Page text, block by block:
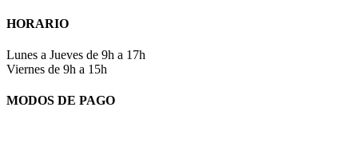
HORARIO
Lunes a Jueves de 9h a 17h
Viernes de 9h a 15h
MODOS DE PAGO